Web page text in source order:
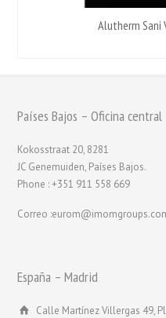
Alutherm Sani
Países Bajos – Oficina central
Kokosstraat 20, 8281
JC Genemuiden, Países Bajos.
Phone : +351 911 558 669
Correo
España – Madrid
Calle Martínez Villergas 49,